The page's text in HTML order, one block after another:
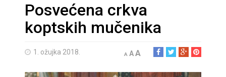
Posvećena crkva
koptskih mučenika
1. ožujka 2018. A AA